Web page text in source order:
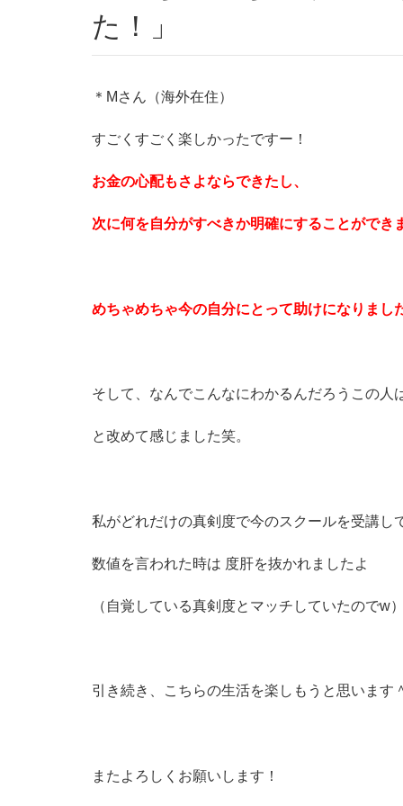
た！」
＊Mさん（海外在住）
すごくすごく楽しかったですー！
お金の心配もさよならできたし、
次に何を自分がすべきか明確にすることができ
めちゃめちゃ今の自分にとって助けになりまし
そして、なんでこんなにわかるんだろうこの人
と改めて感じました笑。
私がどれだけの真剣度で今のスクールを受講し
数値を言われた時は 度肝を抜かれましたよ
（自覚している真剣度とマッチしていたのでw）
引き続き、こちらの生活を楽しもうと思います
またよろしくお願いします！